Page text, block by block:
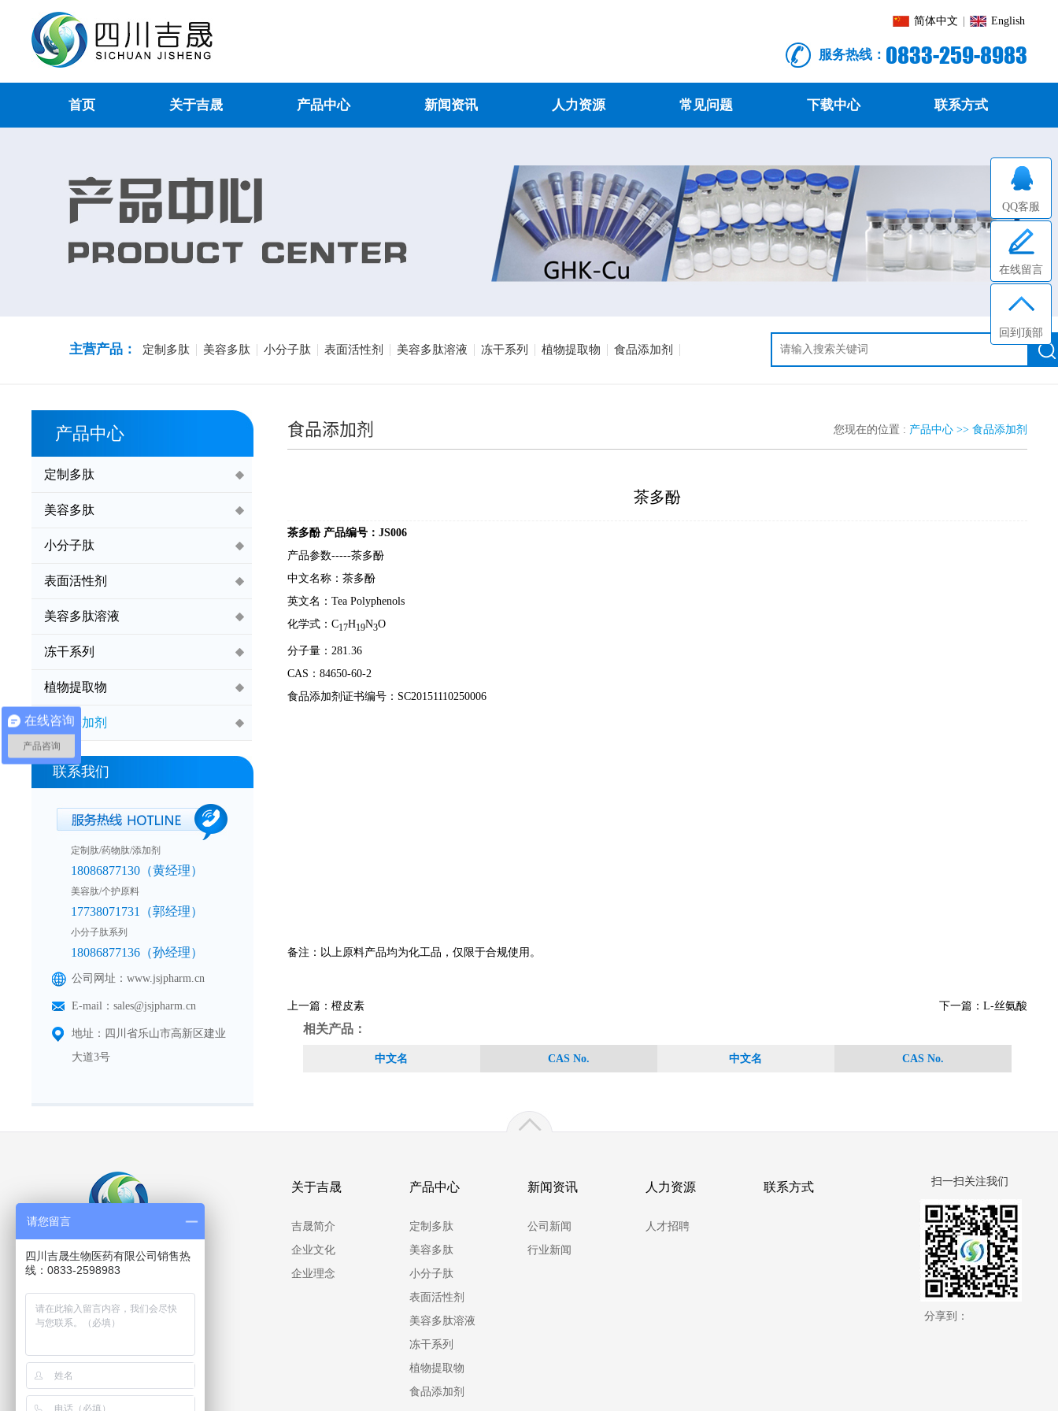
简体中文 English
服务热线： 0833-259-8983
首页 关于吉晟 产品中心 新闻资讯 人力资源 常见问题 下载中心 联系方式
主营产品： 定制多肽 美容多肽 小分子肽 表面活性剂 美容多肽溶液 冻干系列 植物提取物 食品添加剂
产品中心
定制多肽
美容多肽
小分子肽
表面活性剂
美容多肽溶液
冻干系列
植物提取物
食品添加剂
联系我们
定制肽/药物肽/添加剂
18086877130（黄经理）
美容肽/个护原料
17738071731（郭经理）
小分子肽系列
18086877136（孙经理）
公司网址：www.jsjpharm.cn
E-mail：sales@jsjpharm.cn
地址：四川省乐山市高新区建业
大道3号
食品添加剂 您现在的位置 : 产品中心 >> 食品添加剂
茶多酚
茶多酚 产品编号： JS006
产品参数-----茶多酚
中文名称：茶多酚
英文名： Tea Polyphenols
化学式： C17H19N3O
分子量： 281.36
CAS：84650-60-2
食品添加剂 证书编号： SC20151110250006
备注：以上原料产品均为化工品，仅限于合规使用。
上一篇： 橙皮素 下一篇： L-丝氨酸
相关产品：
中文名 CAS No. 中文名 CAS No.
关于吉晟
吉晟简介
企业文化
企业理念
产品中心
定制多肽
美容多肽
小分子肽
表面活性剂
美容多肽溶液
冻干系列
植物提取物
食品添加剂
新闻资讯
公司新闻
行业新闻
人力资源
人才招聘
联系方式 扫一扫关注我们
分享到：
QQ客服
在线留言
回到顶部
在线咨询
产品咨询
请您留言
四川吉晟生物医药有限公司销售热
线：0833-2598983